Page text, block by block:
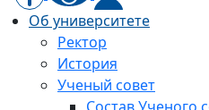
Об университете
Ректор
История
Ученый совет